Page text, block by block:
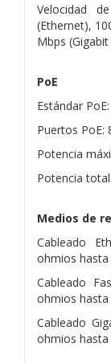
Velocidad
(Ethernet),
Mbps
PoE
Estándar
Puertos PoE:
Potencia
Potencia
Medios de
Cableado
ohmios hasta
Cableado
ohmios hasta
Cableado
ohmios hasta